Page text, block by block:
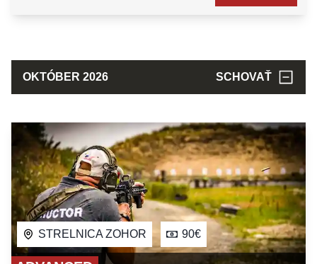
OKTÓBER 2026 SCHOVAŤ
STRELNICA ZOHOR 90€